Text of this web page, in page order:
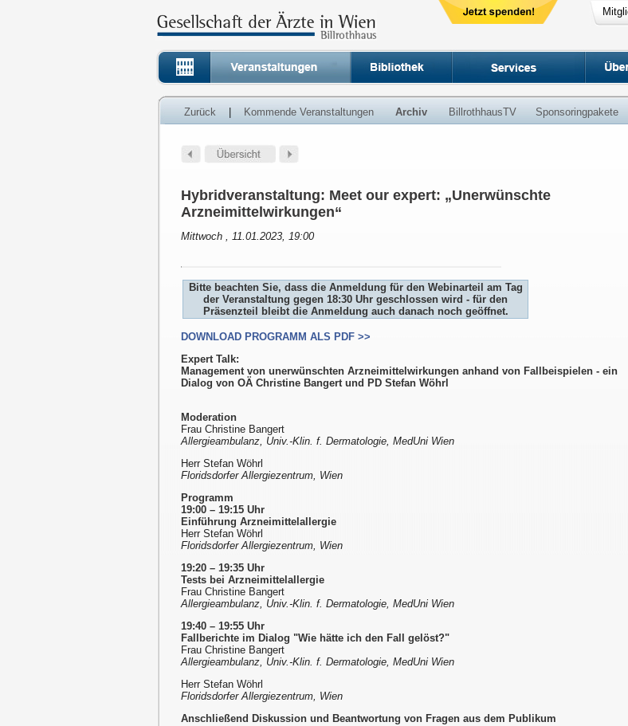
Zurück Kommende Veranstaltungen Archiv BillrothhausTV Sponsoringpakete
Hybridveranstaltung: Meet our expert: „Unerwünschte
Arzneimittelwirkungen“
Mittwoch , 11.01.2023, 19:00
Bitte beachten Sie, dass die Anmeldung für den Webinarteil am Tag
der Veranstaltung gegen 18:30 Uhr geschlossen wird - für den
Präsenzteil bleibt die Anmeldung auch danach noch geöffnet.
DOWNLOAD PROGRAMM ALS PDF >>
Expert Talk:
Management von unerwünschten Arzneimittelwirkungen anhand von Fallbeispielen - ein
Dialog von OÄ Christine Bangert und PD Stefan Wöhrl
Moderation
Frau Christine Bangert
Allergieambulanz, Univ.-Klin. f. Dermatologie, MedUni Wien
Herr Stefan Wöhrl
Floridsdorfer Allergiezentrum, Wien
Programm
19:00 – 19:15 Uhr
Einführung Arzneimittelallergie
Herr Stefan Wöhrl
Floridsdorfer Allergiezentrum, Wien
19:20 – 19:35 Uhr
Tests bei Arzneimittelallergie
Frau Christine Bangert
Allergieambulanz, Univ.-Klin. f. Dermatologie, MedUni Wien
19:40 – 19:55 Uhr
Fallberichte im Dialog "Wie hätte ich den Fall gelöst?"
Frau Christine Bangert
Allergieambulanz, Univ.-Klin. f. Dermatologie, MedUni Wien
Herr Stefan Wöhrl
Floridsdorfer Allergiezentrum, Wien
Anschließend Diskussion und Beantwortung von Fragen aus dem Publikum